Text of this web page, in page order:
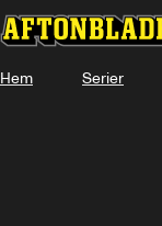
Hem Serier